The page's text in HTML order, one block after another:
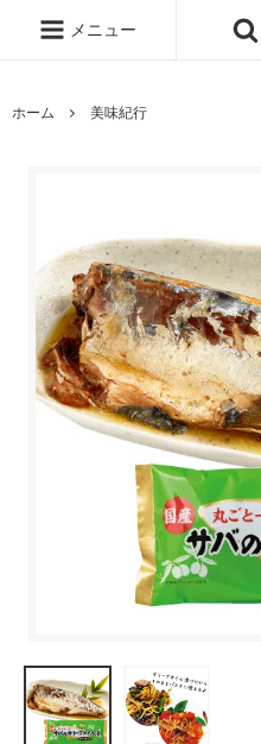
メニュー
ホーム 美味紀行